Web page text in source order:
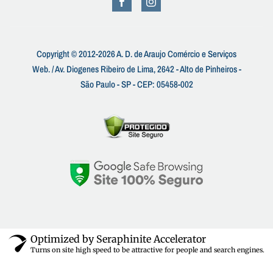
Copyright © 2012-2026 A. D. de Araujo Comércio e Serviços
Web. / Av. Diogenes Ribeiro de Lima, 2642 - Alto de Pinheiros -
São Paulo - SP - CEP: 05458-002
Optimized by Seraphinite Accelerator
Turns on site high speed to be attractive for people and search engines.